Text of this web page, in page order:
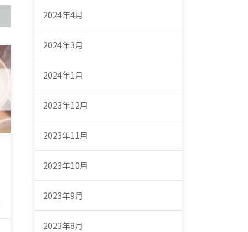
2024年4月
2024年3月
2024年1月
2023年12月
2023年11月
2023年10月
2023年9月
2023年8月